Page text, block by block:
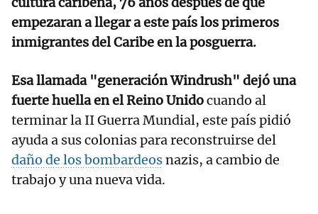
empezaran a llegar a este país los primeros
inmigrantes del Caribe en la posguerra.
Esa llamada "generación Windrush" dejó una
fuerte huella en el Reino Unidocuando al
terminar la II Guerra Mundial, este país pidió
ayuda a sus colonias para reconstruirse del
daño de los bombardeosnazis, a cambio de
trabajo y una nueva vida.